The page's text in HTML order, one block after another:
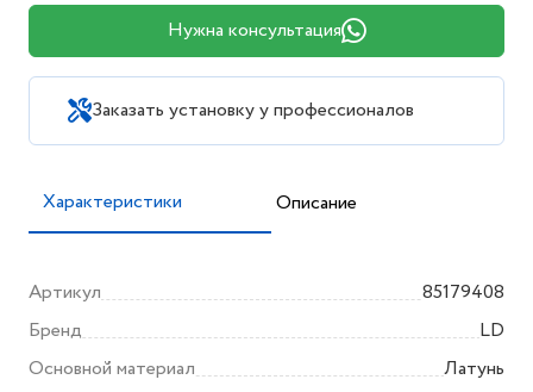
Нужна консультация
Заказать установку у профессионалов
Характеристики Описание
Артикул
85179408
Бренд
LD
Основной материал
Латунь